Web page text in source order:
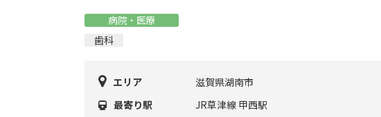
病院・医療
歯科
エリア
滋賀県湖南市
最寄り駅
JR草津線 甲西駅